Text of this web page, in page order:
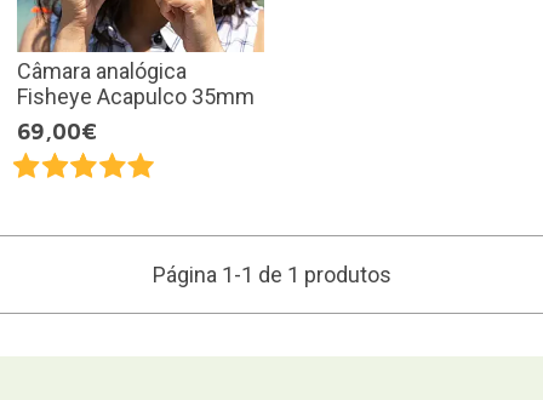
Câmara analógica
Fisheye Acapulco 35mm
69,00€
Página 1-1 de 1 produtos